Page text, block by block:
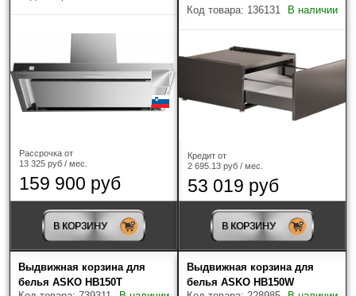
Рассрочка от
13 325 руб / мес.
159 900 руб
В КОРЗИНУ
Код товара: 136131
В наличии
Кредит от
2 695.13 руб / мес.
53 019 руб
В КОРЗИНУ
Выдвижная корзина для
белья ASKO HB150T
Выдвижная корзина для
белья ASKO HB150W